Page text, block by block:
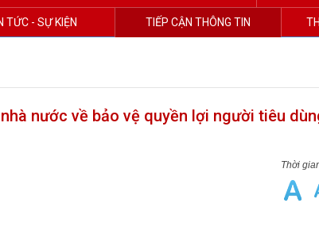
TỨC - SỰ KIỆN TIẾP CẬN THÔNG TIN
nước về bảo vệ quyền lợi người tiêu